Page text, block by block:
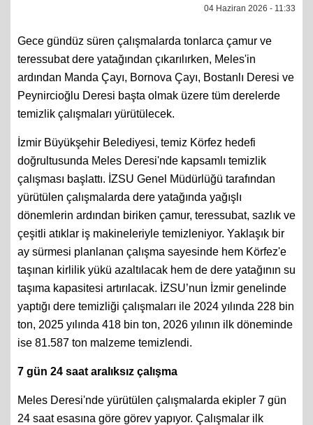
04 Haziran 2026 - 11:33
Gece gündüz süren çalışmalarda tonlarca çamur ve
teressubat dere yatağından çıkarılırken, Meles'in
ardından Manda Çayı, Bornova Çayı, Bostanlı Deresi ve
Peynircioğlu Deresi başta olmak üzere tüm derelerde
temizlik çalışmaları yürütülecek.
İzmir Büyükşehir Belediyesi, temiz Körfez hedefi
doğrultusunda Meles Deresi'nde kapsamlı temizlik
çalışması başlattı. İZSU Genel Müdürlüğü tarafından
yürütülen çalışmalarda dere yatağında yağışlı
dönemlerin ardından biriken çamur, teressubat, sazlık ve
çeşitli atıklar iş makineleriyle temizleniyor. Yaklaşık bir
ay sürmesi planlanan çalışma sayesinde hem Körfez'e
taşınan kirlilik yükü azaltılacak hem de dere yatağının su
taşıma kapasitesi artırılacak. İZSU’nun İzmir genelinde
yaptığı dere temizliği çalışmaları ile 2024 yılında 228 bin
ton, 2025 yılında 418 bin ton, 2026 yılının ilk döneminde
ise 81.587 ton malzeme temizlendi.
7 gün 24 saat aralıksız çalışma
Meles Deresi'nde yürütülen çalışmalarda ekipler 7 gün
24 saat esasına göre görev yapıyor. Çalışmalar ilk